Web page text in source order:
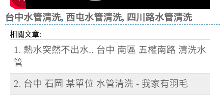
台中水管清洗, 西屯水管清洗, 四川路水管清洗
相關文章:
1. 熱水突然不出水.. 台中 南區 五權南路 清洗水
管
2. 台中 石岡 某單位 水管清洗 - 我家有羽毛